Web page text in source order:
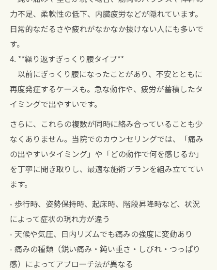
力不足、柔軟性の低下、内臓疲労などが隠れています。
日常的なだるさや疲れがなかなか抜けない人にも多いで
す。
4. **繰り返すぎっくり腰タイプ**
以前にぎっくり腰になったことがあり、不安とともに
再度発症するケースも。急な動作や、疲労が蓄積したタ
イミングで出やすいです。
さらに、これらの複数が同時に絡み合っていることも少
なくありません。当院でのカウンセリングでは、「痛み
の出やすいタイミング」や「どの動作で何を感じるか」
を丁寧に聞き取りし、最適な施術プランを組み立ててい
ます。
- 歩行時、姿勢保持時、起床時、階段昇降時など、状況
によって症状の現れ方が違う
- 天候や気圧、日内リズムでも痛みの強度に変動あり
- 痛みの種類（鋭い痛み・鈍い重さ・しびれ・つっぱり
感）によってアプローチ法が異なる